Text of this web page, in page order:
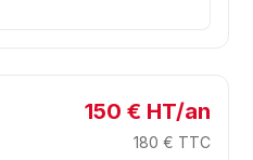
150 € HT/an
180 € TTC